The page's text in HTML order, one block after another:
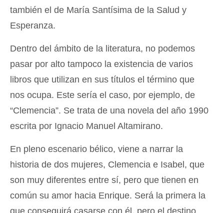
también el de María Santísima de la Salud y
Esperanza.
Dentro del ámbito de la literatura, no podemos
pasar por alto tampoco la existencia de varios
libros que utilizan en sus títulos el término que
nos ocupa. Este sería el caso, por ejemplo, de
“Clemencia”. Se trata de una novela del año 1990
escrita por Ignacio Manuel Altamirano.
En pleno escenario bélico, viene a narrar la
historia de dos mujeres, Clemencia e Isabel, que
son muy diferentes entre sí, pero que tienen en
común su amor hacia Enrique. Será la primera la
que conseguirá casarse con él, pero el destino